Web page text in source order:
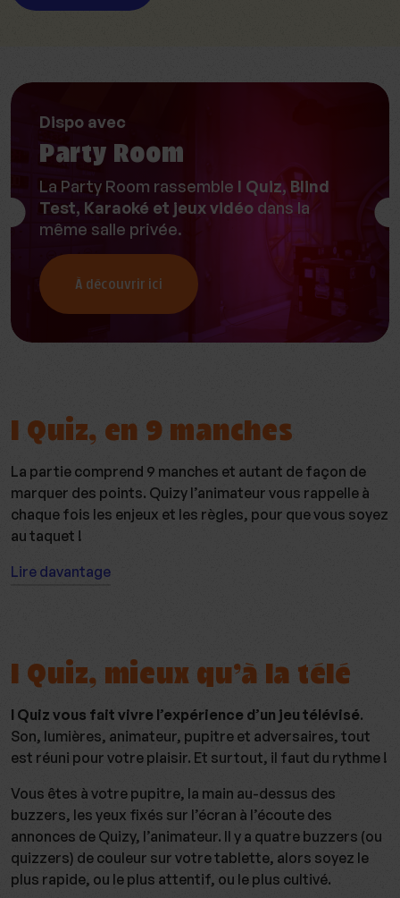
Dispo avec
Party Room
La Party Room rassemble I Quiz, Blind
Test, Karaoké et jeux vidéo dans la
même salle privée.
À découvrir ici
I Quiz, en 9 manches
La partie comprend 9 manches et autant de façon de
marquer des points. Quizy l’animateur vous rappelle à
chaque fois les enjeux et les règles, pour que vous soyez
au taquet !
Lire davantage
I Quiz, mieux qu’à la télé
I Quiz vous fait vivre l’expérience d’un jeu télévisé.
Son, lumières, animateur, pupitre et adversaires, tout
est réuni pour votre plaisir. Et surtout, il faut du rythme !
Vous êtes à votre pupitre, la main au-dessus des
buzzers, les yeux fixés sur l’écran à l’écoute des
annonces de Quizy, l’animateur. Il y a quatre buzzers (ou
quizzers) de couleur sur votre tablette, alors soyez le
plus rapide, ou le plus attentif, ou le plus cultivé.